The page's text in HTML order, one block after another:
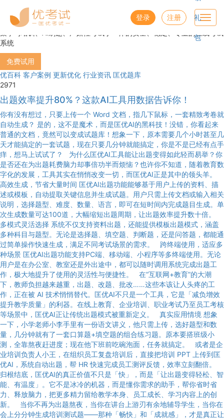
登录 注册 礼
包
安全稳定专业的在线考试系统
集学习培训、AI刷题、严肃性考试于一体的安全、稳定、专业的在线考试
系统
免费试用
优百科 客户案例 更新优化 行业资讯 匡优题库
2971
出题效率提升80%？这款AI工具用数据告诉你！
你有没有想过，只要上传一个 Word 文档，指几下鼠标，一套精致考卷就
自动生成？ 是的，这不是魔术，而是匡优AI的黑科技！没错，你看起来
普通的文档，竟然可以变成试题库！想象一下，原本需要几个小时甚至几
天才能搞定的一套试题，现在只要几分钟就能搞定，你是不是已经有点手
痒，想马上试试了？ 为什么匡优AI工具能让出题变得如此轻而易举？你
是否还在为出题耗费脑力却事倍功半而烦恼？也许你不知道，随着教育数
字化的发展，工具其实在悄悄改变一切，而匡优AI正是其中的领头羊。
高效生成，节省大量时间 匡优AI出题功能能够基于用户上传的资料、描
述或模板，自动提取关键信息并生成试题。用户只需上传文档或输入相关
说明，选择题型、难度、数量、语言，即可在短时间内完成题目生成。单
次生成数量可达100道，大幅缩短出题周期，让出题效率提升数十倍。
多模式灵活选择 系统不仅支持资料出题，还能提供模板出题模式，涵盖
多种科目与题型。无论是选择题、填空题、判断题，还是问答题，都能通
过简单操作快速生成，满足不同考试场景的需求。 跨终端使用，适应多
种场景 匡优AI出题功能支持PC端、移动端、小程序等多终端使用。无论
用户是在办公室、教室还是外出途中，都可以随时调用系统完成出题工
作，极大地提升了使用的灵活性与便捷性。 在“互联网+教育”的大潮
下，教师负担越来越重，出题、改题、批改……这些本该让人头疼的工
作，正在被 AI 技术悄悄替代。匡优AI不只是一个工具，它是「减负增效
提升教学质量」的利器。在线上教育、企业培训、职业考试乃至员工考核
等场景中，匡优AI正让传统出题模式被重新定义。 真实应用情境 想象
一下，小学老师小李手里有一份语文讲义，他只需上传，选好题型和数
量，几分钟就有了一套口算题+填空题的组合练习题。原本要搭班级小
测，全靠熬夜赶进度；现在他下班前吃碗泡面，任务就搞定。 或者是企
业培训负责人小王，在组织员工复盘培训后，直接把培训 PPT 上传到匡
优AI，系统自动出题，帮 HR 快速完成员工测评反馈，效率立刻翻倍。
归根结底，匡优AI的真正价值不只是「快」，而是「让出题变得轻松、智
能、有温度」。它不是冰冷的机器，而是懂你需求的助手，帮你省时省
力、释放脑力，把更多精力留给教学本身、员工成长、学习内容上的创
新。 当你不再为出题熬夜，当你在讲台上游刃有余地辅导学生，当你在
会上分分钟生成培训测试题——那种「畅快」和「成就感」，才是真正让